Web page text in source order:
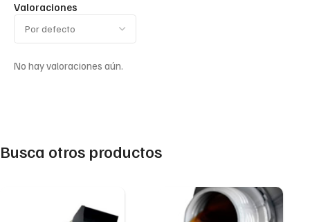
Valoraciones
No hay valoraciones aún.
Busca otros productos